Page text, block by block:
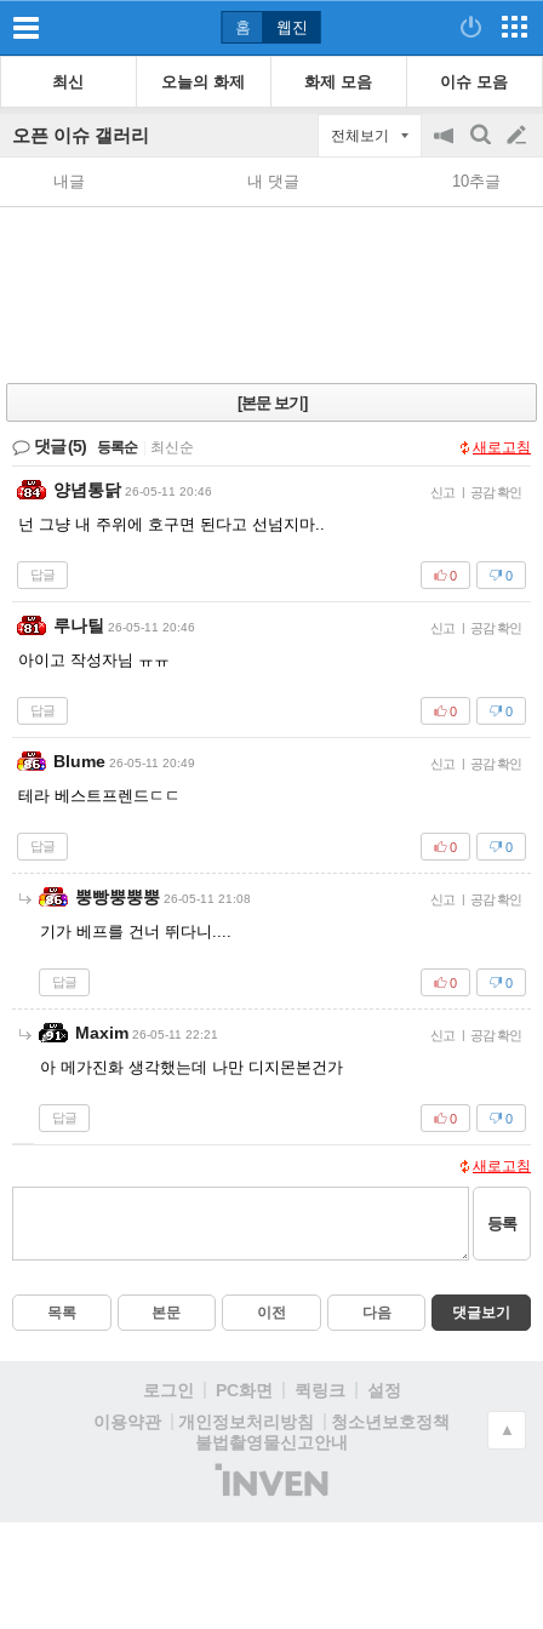
홈 웹진
최신 오늘의 화제 화제 모음 이슈 모음
오픈 이슈 갤러리 전체보기
공
지
on/off
검
색
글
쓰
내글 내 댓글 10추글
[본문 보기]
댓글(5) 등록순 최신순 새로고침
양념통닭 26-05-11 20:46 신고 | 공감 확인
넌 그냥 내 주위에 호구면 된다고 선넘지마..
답글 0
0
루나틸 26-05-11 20:46 신고 | 공감 확인
아이고 작성자님 ㅠㅠ
답글 0
0
Blume 26-05-11 20:49 신고 | 공감 확인
테라 베스트프렌드ㄷㄷ
답글 0
0
뿡빵뿡뿡뿡 26-05-11 21:08 신고 | 공감 확인
기가 베프를 건너 뛰다니....
답글 0
0
Maxim 26-05-11 22:21 신고 | 공감 확인
아 메가진화 생각했는데 나만 디지몬본건가
답글 0
0
새로고침
등록
목록 본문 이전 다음 댓글보기
로그인 PC화면 퀵링크
설정
이용약관
개인정보처리방침
청소년보호정책
불법촬영물신고안내
(주)
인
▲